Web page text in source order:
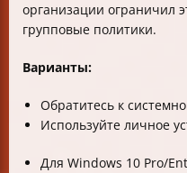
организации ограничил
групповые политики.
Варианты:
Обратитесь к
Используйте личное
Для Windows 10 Pro/